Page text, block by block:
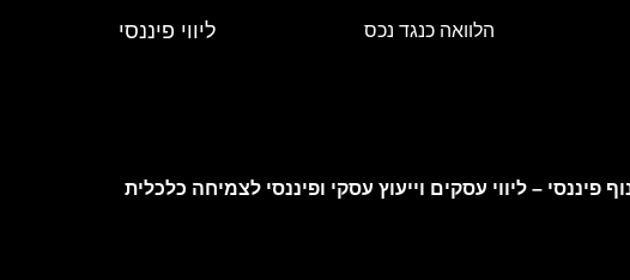
הלוואה כנגד נכס ליווי פיננסי
פיננסי – ליווי עסקים וייעוץ עסקי ופיננסי לצמיחה כלכלית